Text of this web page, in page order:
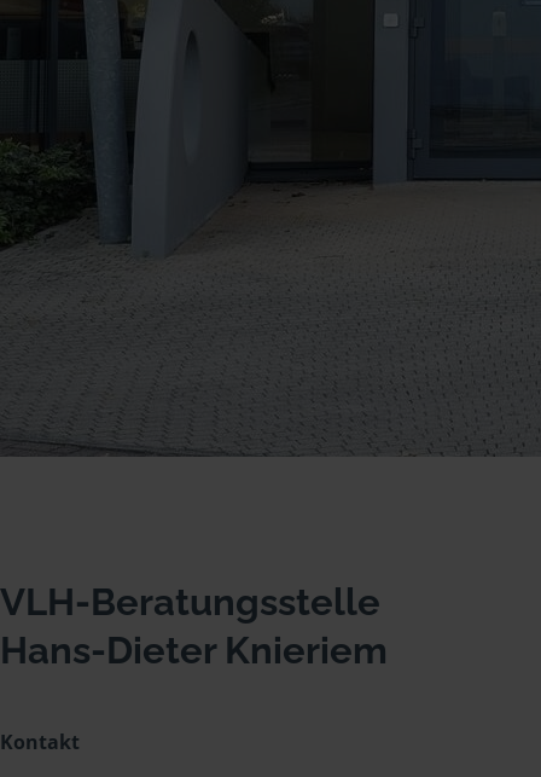
VLH-Beratungsstelle
Hans-Dieter Knieriem
Kontakt